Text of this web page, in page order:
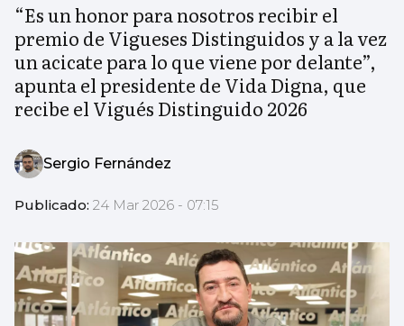
“Es un honor para nosotros recibir el
premio de Vigueses Distinguidos y a la vez
un acicate para lo que viene por delante”,
apunta el presidente de Vida Digna, que
recibe el Vigués Distinguido 2026
Sergio Fernández
Publicado: 24 Mar 2026 - 07:15